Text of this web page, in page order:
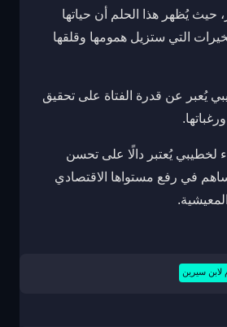
حيث يُظهر هذا الحلم أن حياتها
التي ستزيل همومها وقلقها
يُعبر عن قدرة الفتاة على تحقيق
لخطيبي يُعتبر دالًا على تحسن
في رفع مستواها الاقتصادي
لابن سيرين